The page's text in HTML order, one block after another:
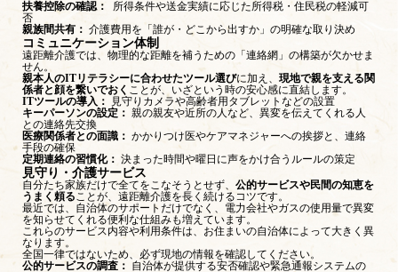
扶養控除の確認：
所得条件や送金実績に応じた所得税・住民税の軽減可
否
親族間共有： 介護費用を「誰が・どこから出すか」の明確な取り決め
コミュニケーション体制
遠距離介護では、物理的な距離を補うための「連絡網」の構築が欠かせま
せん。
親本人のITリテラシーに合わせたツール選びに加え、 現地で親を支える関
係者と顔を繋いでおく ことが、いざという時の安心感に直結します。
ITツールの導入：
見守りカメラや高齢者用タブレットなどの設置
キーパーソンの設定： 親の親友や近所の人など、異変を伝えてくれる人
との連絡先交換
医療関係者との面識： かかりつけ医やケアマネジャーへの挨拶と、連絡
手段の確保
定期連絡の習慣化： 決まった時間や曜日に声をかけ合うルールの策定
見守り・介護サービス
自分たち家族だけで全てをこなそうとせず、 公的サービスや民間の知恵を
うまく頼ることが、遠距離介護を長く続けるコツです。
最近では、自治体のサポートだけでなく、電力会社やガスの使用量で異変
を知らせてくれる便利な仕組みも増えています。
これらのサービス内容や利用条件は、お住まいの自治体によって大きく異
なります。
全国一律ではないため、必ず現地の情報を確認してください。
公的サービスの調査： 自治体が提供する安否確認や緊急通報システムの